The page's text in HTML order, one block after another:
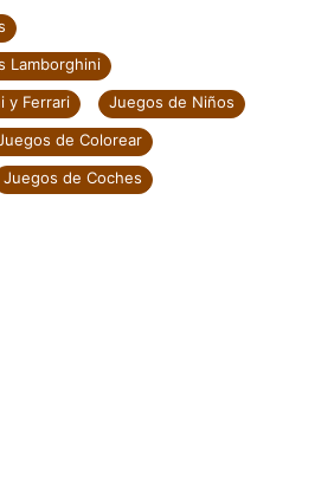
Lamborghini
y Ferrari
Juegos de Niños
de Colorear
Juegos de Coches